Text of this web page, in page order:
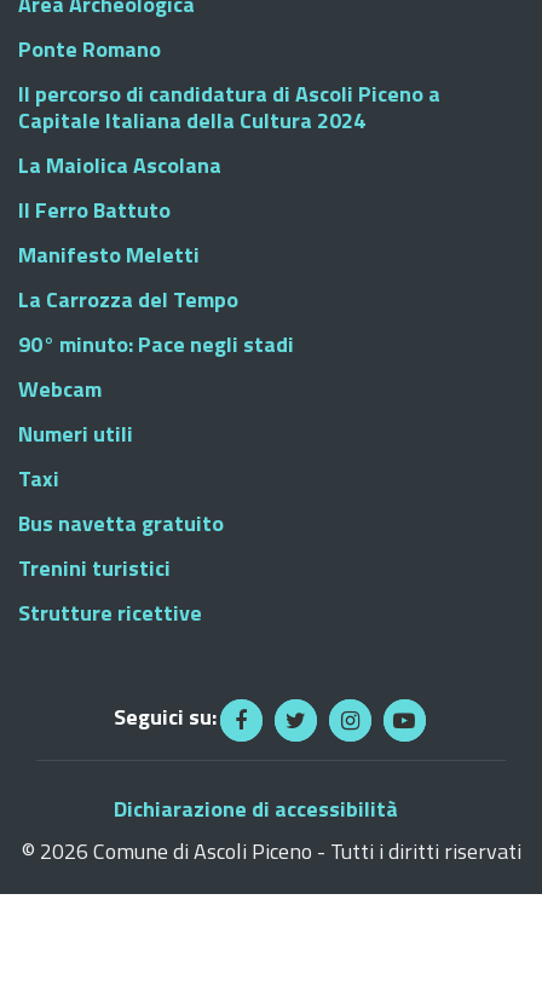
Ponte Romano
Il percorso di candidatura di Ascoli Piceno a
Capitale Italiana della Cultura 2024
La Maiolica Ascolana
Il Ferro Battuto
Manifesto Meletti
La Carrozza del Tempo
90° minuto: Pace negli stadi
Webcam
Numeri utili
Taxi
Bus navetta gratuito
Trenini turistici
Strutture ricettive
Seguici su:
Dichiarazione di accessibilità
© 2026 Comune di Ascoli Piceno - Tutti i diritti riservati